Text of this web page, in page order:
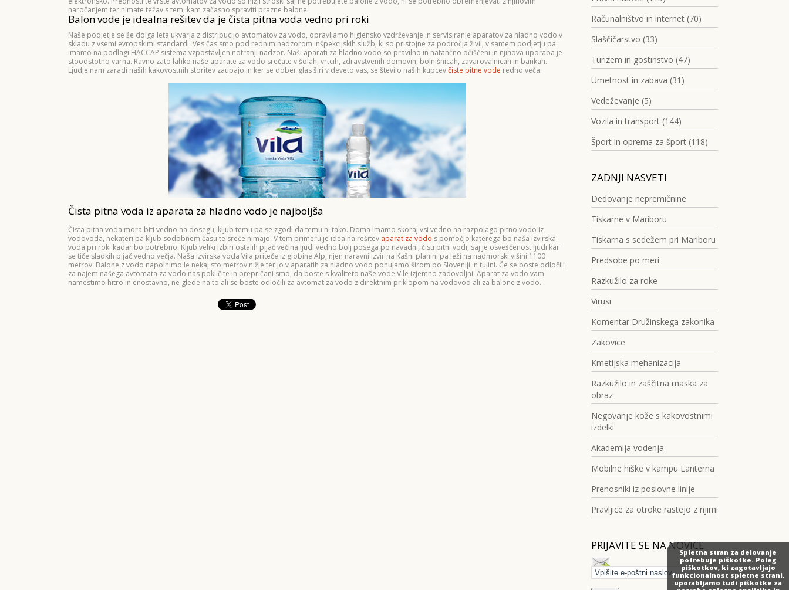
Spletna stran za delovanje
potrebuje piškotke. Poleg
piškotkov, ki zagotavljajo
funkcionalnost spletne strani,
uporabljamo tudi piškotke za
naročanjem ter nimate težav s tem, kam začasno spraviti prazne balone.
Balon vode je idealna rešitev da je čista pitna voda vedno pri roki
Naše podjetje se že dolga leta ukvarja z distribucijo avtomatov za vodo, opravljamo higiensko vzdrževanje in servisiranje aparatov za hladno vodo v
skladu z vsemi evropskimi standardi. Ves čas smo pod rednim nadzorom inšpekcijskih služb, ki so pristojne za področja živil, v samem podjetju pa
imamo na podlagi HACCAP sistema vzpostavljen notranji nadzor. Naši aparati za hladno vodo so pravilno in natančno očiščeni in njihova uporaba je
stoodstotno varna. Ravno zato lahko naše aparate za vodo srečate v šolah, vrtcih, zdravstvenih domovih, bolnišnicah, zavarovalnicah in bankah.
Ljudje nam zaradi naših kakovostnih storitev zaupajo in ker se dober glas širi v deveto vas, se število naših kupcevčiste pitne vode redno veča.
Čista pitna voda iz aparata za hladno vodo je najboljša
Čista pitna voda mora biti vedno na dosegu, kljub temu pa se zgodi da temu ni tako. Doma imamo skoraj vsi vedno na razpolago pitno vodo iz
vodovoda, nekateri pa kljub sodobnem času te sreče nimajo. V tem primeru je idealna rešitev aparat za vodo s pomočjo katerega bo naša izvirska
voda pri roki kadar bo potrebno. Kljub veliki izbiri ostalih pijač večina ljudi vedno bolj posega po navadni, čisti pitni vodi, saj je osveščenost ljudi kar
se tiče sladkih pijač vedno večja. Naša izvirska voda Vila priteče iz globine Alp, njen naravni izvir na Kašni planini pa leži na nadmorski višini 1100
metrov. Balone z vodo napolnimo le nekaj sto metrov nižje ter jo v aparatih za hladno vodo ponujamo širom po Sloveniji in tujini. Če se boste odločili
za najem našega avtomata za vodo nas pokličite in prepričani smo, da boste s kvaliteto naše vode Vile izjemno zadovoljni. Aparat za vodo vam
namestimo hitro in enostavno, ne glede na to ali se boste odločili za avtomat za vodo z direktnim priklopom na vodovod ali za balone z vodo.
Računalništvo in internet (70)
Slaščičarstvo (33)
Turizem in gostinstvo (47)
Umetnost in zabava (31)
Vedeževanje (5)
Vozila in transport (144)
Šport in oprema za šport (118)
ZADNJI NASVETI
Dedovanje nepremičnine
Tiskarne v Mariboru
Tiskarna s sedežem pri Mariboru
Predsobe po meri
Razkužilo za roke
Virusi
Komentar Družinskega zakonika
Zakovice
Kmetijska mehanizacija
Razkužilo in zaščitna maska za
obraz
Negovanje kože s kakovostnimi
izdelki
Akademija vodenja
Mobilne hiške v kampu Lanterna
Prenosniki iz poslovne linije
Pravljice za otroke rastejo z njimi
PRIJAVITE SE NA NOVICE